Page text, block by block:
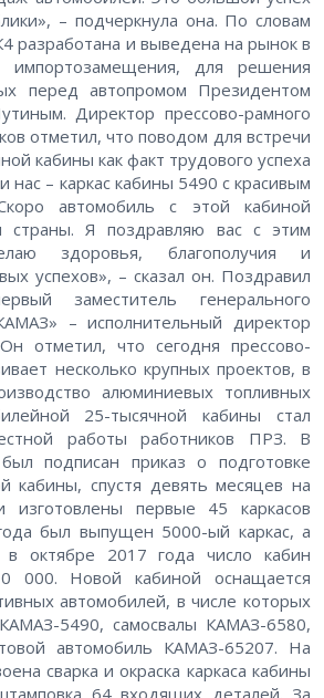
– подчеркнула она. По словам
разработана и выведена на рынок в
импортозамещения, для решения
перед автопромом Президентом
Директор прессово-рамного
отметил, что поводом для встречи
кабины как факт трудового успеха
нас – каркас кабины 5490 с красивым
автомобиль с этой кабиной
страны. Я поздравляю вас с этим
здоровья, благополучия и
успехов», – сказал он. Поздравил
заместитель генерального
– исполнительный директор
отметил, что сегодня прессово-
несколько крупных проектов, в
алюминиевых топливных
25-тысячной кабины стал
работы работников ПРЗ. В
подписан приказ о подготовке
кабины, спустя девять месяцев на
первые 45 каркасов
был выпущен 5000-ый каркас, а
октябре 2017 года число кабин
000. Новой кабиной оснащается
автомобилей, в числе которых
5490, самосвалы КАМАЗ-6580,
автомобиль КАМАЗ-65207. На
сварка и окраска каркаса кабины
64 входящих деталей. За